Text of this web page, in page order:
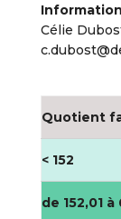
Célie
Quotient
< 152
de 152,01 à